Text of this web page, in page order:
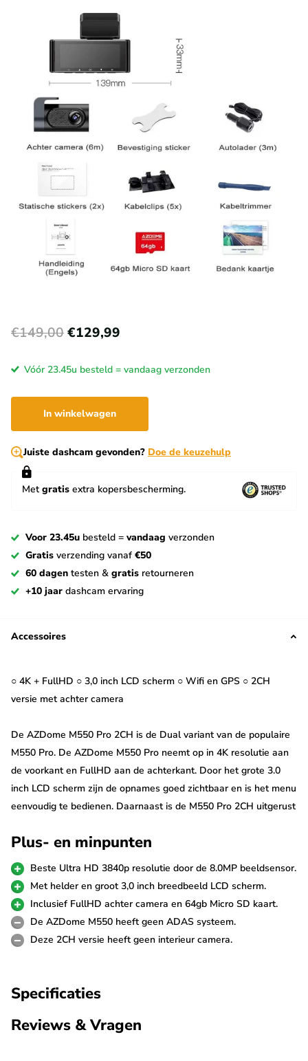
€149,00€129,99
Vóór 23.45u besteld = vandaag verzonden
In winkelwagen
Juiste dashcam gevonden? Doe de keuzehulp
Met gratis extra kopersbescherming.
Voor 23.45u besteld = vandaag verzonden
Gratis verzending vanaf €50
60 dagen testen & gratis retourneren
+10 jaar dashcam ervaring
Accessoires
○ 4K + FullHD ○ 3,0 inch LCD scherm ○ Wifi en GPS ○ 2CH
versie met achter camera
De AZDome M550 Pro 2CH is de Dual variant van de populaire
M550 Pro. De AZDome M550 Pro neemt op in 4K resolutie aan
de voorkant en FullHD aan de achterkant. Door het grote 3.0
inch LCD scherm zijn de opnames goed zichtbaar en is het menu
eenvoudig te bedienen. Daarnaast is de M550 Pro 2CH uitgerust
Ultra 4K resolutie
De M550 Pro 2CH 4K 64gb is uitgerust met de nieuwste 8.0MP
beeldsensor die garant staat voor de scherpste Ultra 4K video's.
Hij filmt met een resolutie van 3840p*2160p met 25fps, maar je
kunt hem ook op FullHD 60fps laten opnemen. De HDR
in 18M pixels worden gemaakt.
De meegeleverde achter camera is uitgerust met een FullHD
Plus- en minpunten
Beste Ultra HD 3840p resolutie door de 8.0MP beeldsensor.
Met helder en groot 3,0 inch breedbeeld LCD scherm.
Inclusief FullHD achter camera en 64gb Micro SD kaart.
De AZDome M550 heeft geen ADAS systeem.
Deze 2CH versie heeft geen interieur camera.
Specificaties
Reviews & Vragen